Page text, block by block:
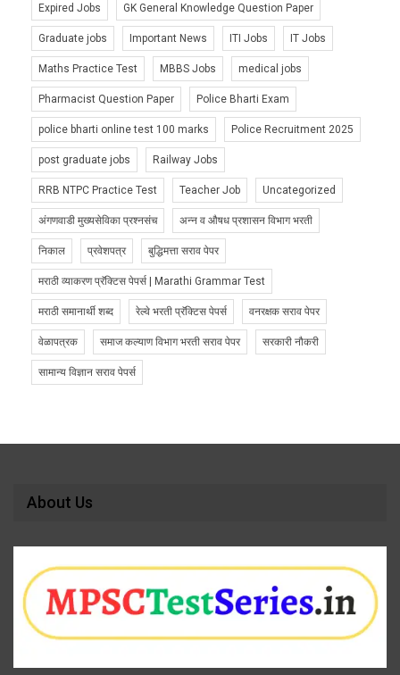
Expired Jobs GK General Knowledge Question Paper
Graduate jobs Important News ITI Jobs IT Jobs
Maths Practice Test MBBS Jobs medical jobs
Pharmacist Question Paper Police Bharti Exam
police bharti online test 100 marks Police Recruitment 2025
post graduate jobs Railway Jobs
RRB NTPC Practice Test Teacher Job Uncategorized
अंगणवाडी मुख्यसेविका प्रश्नसंच अन्न व औषध प्रशासन विभाग भरती
निकाल प्रवेशपत्र बुद्धिमत्ता सराव पेपर
मराठी व्याकरण प्रॅक्टिस पेपर्स | Marathi Grammar Test
मराठी समानार्थी शब्द रेल्वे भरती प्रॅक्टिस पेपर्स वनरक्षक सराव पेपर
वेळापत्रक समाज कल्याण विभाग भरती सराव पेपर सरकारी नौकरी
सामान्य विज्ञान सराव पेपर्स
About Us